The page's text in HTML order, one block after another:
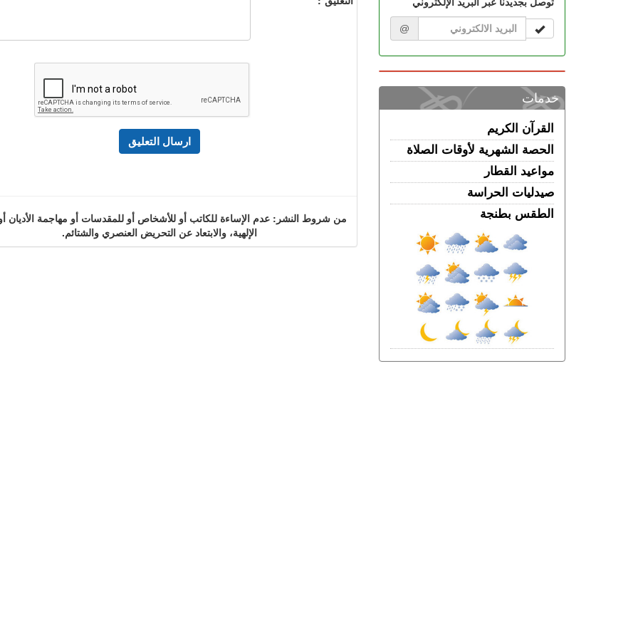
من شروط النشر: عدم الإساءة للكاتب أو للأشخاص أو للمقدسات أو مهاجمة الأديان
الإلهية، والابتعاد عن التحريض العنصري والشتائم.
@
خدمات
القرآن الكريم
الحصة الشهرية لأوقات الصلاة
مواعيد القطار
صيدليات الحراسة
الطقس بطنجة